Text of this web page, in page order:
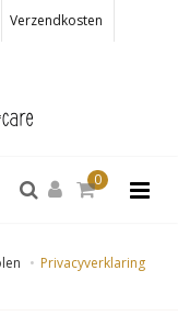
Verzendkosten
0
Privacyverklaring